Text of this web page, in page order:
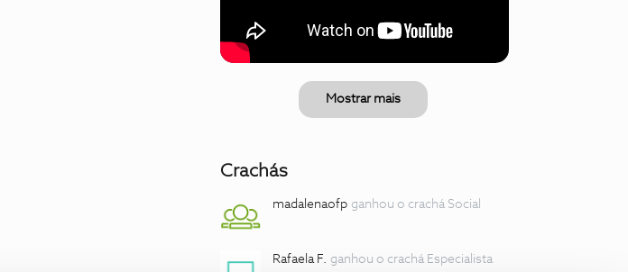
Mostrar mais
Crachás
madalenaofp ganhou o crachá Social
Rafaela F. ganhou o crachá Especialista